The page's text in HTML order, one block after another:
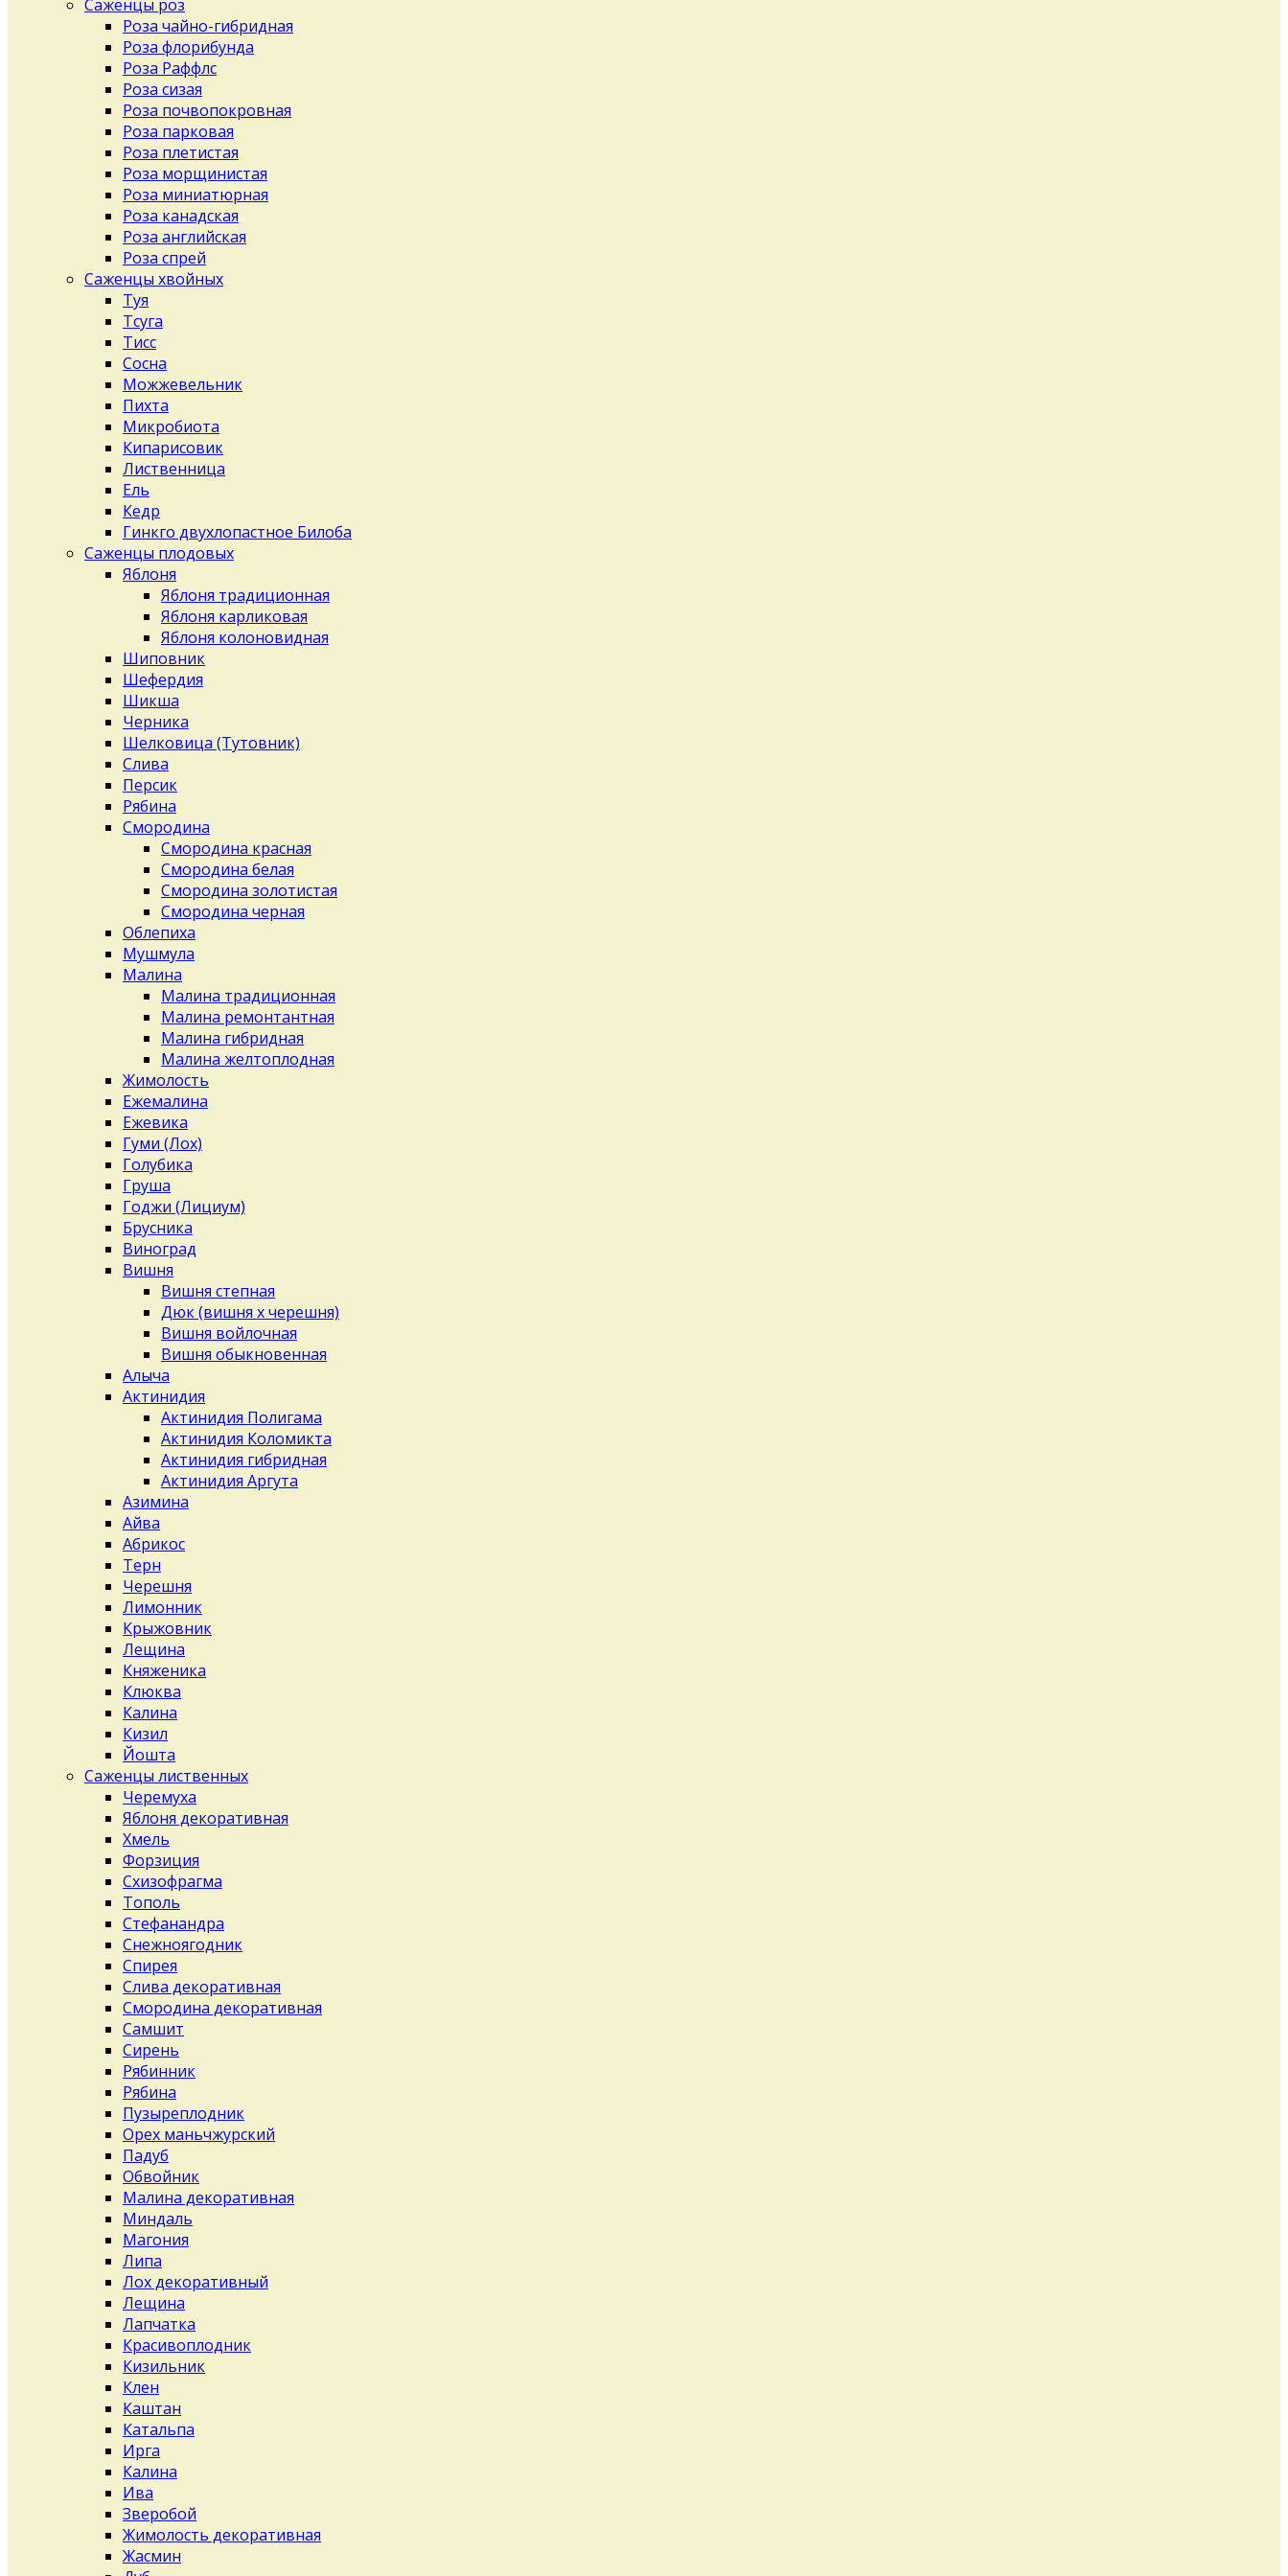
Саженцы роз
Роза чайно-гибридная
Роза флорибунда
Роза Раффлс
Роза сизая
Роза почвопокровная
Роза парковая
Роза плетистая
Роза морщинистая
Роза миниатюрная
Роза канадская
Роза английская
Роза спрей
Саженцы хвойных
Туя
Тсуга
Тисс
Сосна
Можжевельник
Пихта
Микробиота
Кипарисовик
Лиственница
Ель
Кедр
Гинкго двухлопастное Билоба
Саженцы плодовых
Яблоня
Яблоня традиционная
Яблоня карликовая
Яблоня колоновидная
Шиповник
Шефердия
Шикша
Черника
Шелковица (Тутовник)
Слива
Персик
Рябина
Смородина
Смородина красная
Смородина белая
Смородина золотистая
Смородина черная
Облепиха
Мушмула
Малина
Малина традиционная
Малина ремонтантная
Малина гибридная
Малина желтоплодная
Жимолость
Ежемалина
Ежевика
Гуми (Лох)
Голубика
Груша
Годжи (Лициум)
Брусника
Виноград
Вишня
Вишня степная
Дюк (вишня х черешня)
Вишня войлочная
Вишня обыкновенная
Алыча
Актинидия
Актинидия Полигама
Актинидия Коломикта
Актинидия гибридная
Актинидия Аргута
Азимина
Айва
Абрикос
Терн
Черешня
Лимонник
Крыжовник
Лещина
Княженика
Клюква
Калина
Кизил
Йошта
Саженцы лиственных
Черемуха
Яблоня декоративная
Хмель
Форзиция
Схизофрагма
Тополь
Стефанандра
Снежноягодник
Спирея
Слива декоративная
Смородина декоративная
Самшит
Сирень
Рябинник
Рябина
Пузыреплодник
Орех маньчжурский
Падуб
Обвойник
Малина декоративная
Миндаль
Магония
Липа
Лох декоративный
Лещина
Лапчатка
Красивоплодник
Кизильник
Клен
Каштан
Катальпа
Ирга
Калина
Ива
Зверобой
Жимолость декоративная
Жасмин